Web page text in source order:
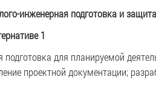
инженерная подготовка и
1
для планируемой
проектной документации;